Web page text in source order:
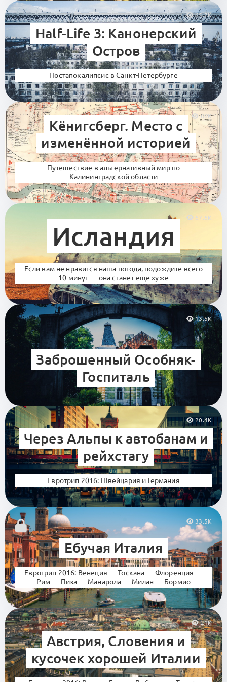
65.7K
Half-Life 3: Канонерский
Остров
Постапокалипсис в Санкт-Петербурге
66K
Кёнигсберг. Место с
изменённой историей
Путешествие в альтернативный мир по
Калининградской области
67.6K
Исландия
Если вам не нравится наша погода, подождите всего
10 минут — она станет еще хуже
13.5K
Заброшенный Особняк-
Госпиталь
20.4K
Через Альпы к автобанам и
рейхстагу
Евротрип 2016: Швейцария и Германия
33.5K
Ебучая Италия
Евротрип 2016: Венеция — Тоскана — Флоренция —
Рим — Пиза — Манарола — Милан — Бормио
21K
Австрия, Словения и
кусочек хорошей Италии